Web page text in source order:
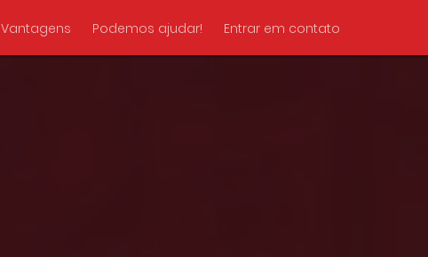
Vantagens Podemos ajudar! Entrar em contato